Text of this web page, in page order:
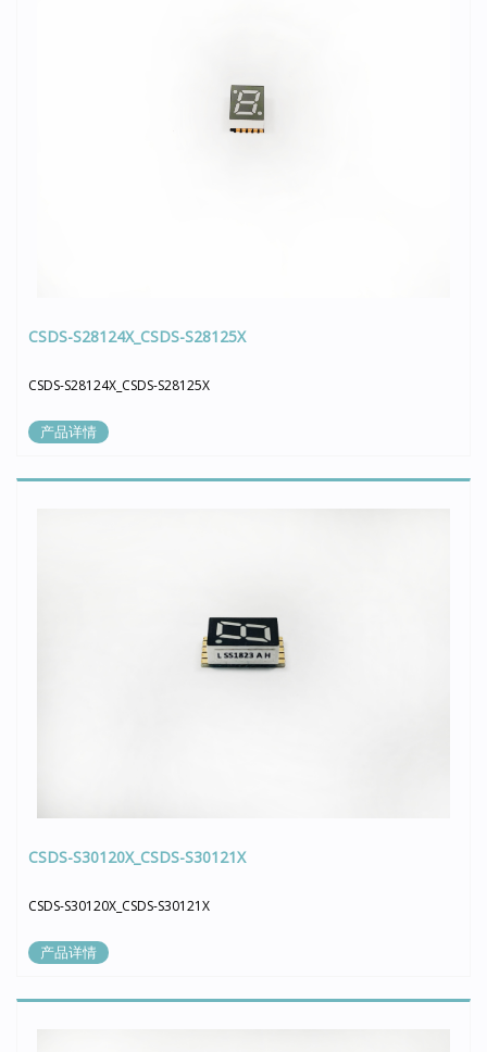
CSDS-S28124X_CSDS-S28125X
CSDS-S28124X_CSDS-S28125X
产品详情
CSDS-S30120X_CSDS-S30121X
CSDS-S30120X_CSDS-S30121X
产品详情